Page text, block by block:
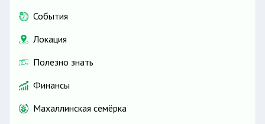
События
Локация
Полезно знать
Финансы
Махаллинская семёрка